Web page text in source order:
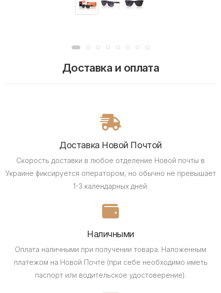
Доставка и оплата
Доставка Новой Почтой
Скорость доставки в любое отделение Новой почты в
Украине фиксируется оператором, но обычно не превышает
1-3 календарных дней.
Наличными
Оплата наличными при получении товара. Наложенным
платежом на Новой Почте (при себе необходимо иметь
паспорт или водительское удостоверение).